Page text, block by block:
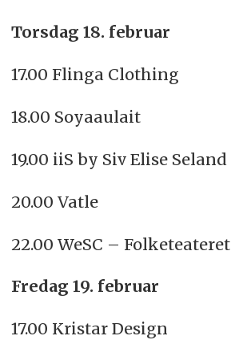
Torsdag 18. februar
17.00 Flinga Clothing
18.00 Soyaaulait
19.00 iiS by Siv Elise Seland
20.00 Vatle
22.00 WeSC – Folketeateret
Fredag 19. februar
17.00 Kristar Design